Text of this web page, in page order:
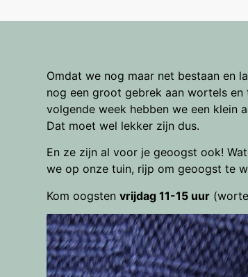
Omdat we nog maar net bestaan en
nog een groot gebrek aan wortels
volgende week hebben we een klein
Dat moet wel lekker zijn dus.
En ze zijn al voor je geoogst ook!
we op onze tuin, rijp om geoogst te
Kom oogstenvrijdag 11-15 uur